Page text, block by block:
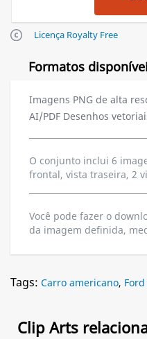
Licença Royalty Free
Formatos
Imagens PNG de alta
AI/PDF Desenhos
O conjunto inclui 6
frontal, vista traseira, 2
Você pode fazer o
da imagem definida,
Tags: Carro americano,
Clip Arts